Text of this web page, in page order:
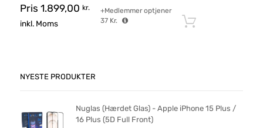
Pris 1.899,00 kr.
inkl. Moms
+Medlemmer optjener
37 Kr.
NYESTE PRODUKTER
Nuglas (Hærdet Glas) - Apple iPhone 15 Plus /
16 Plus (5D Full Front)